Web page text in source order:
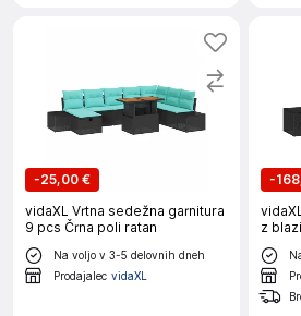
-25,00 €
vidaXL Vrtna sedežna garnitura
9 pcs Črna poli ratan
Na voljo v 3-5 delovnih dneh
Prodajalec vidaXL
-
z